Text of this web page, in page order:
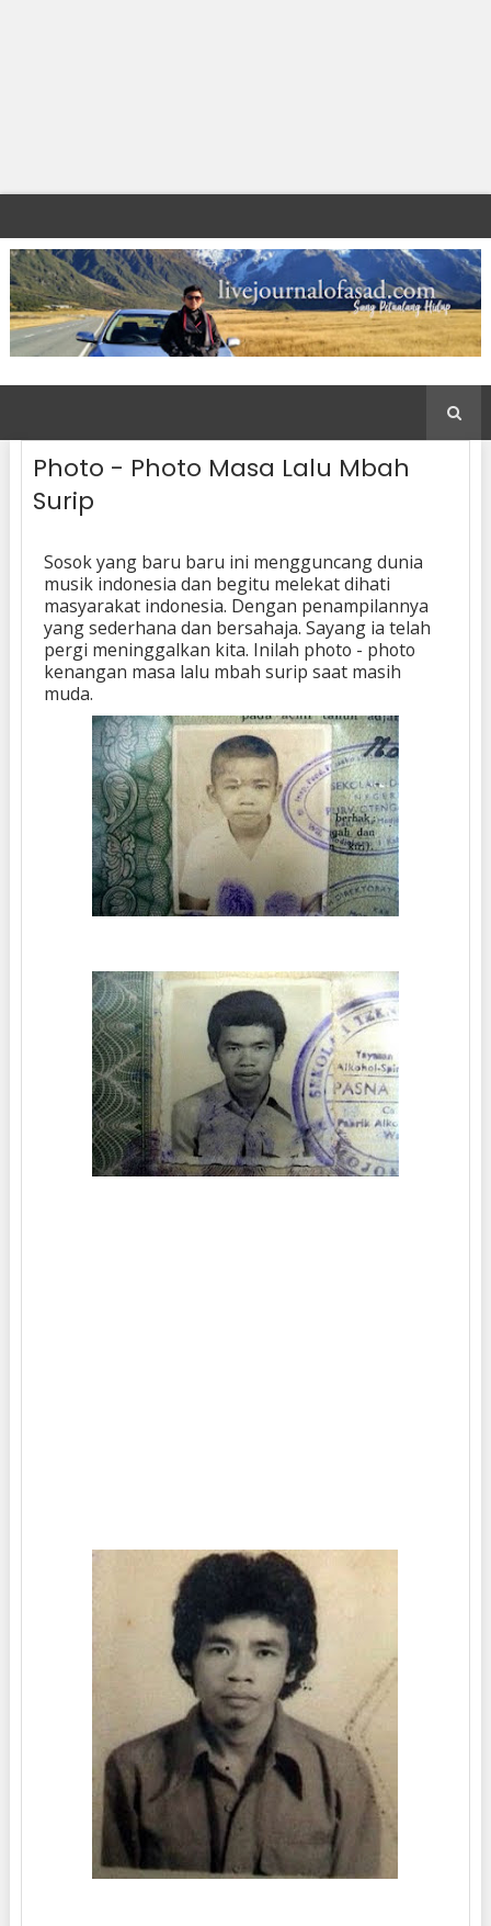
Photo - Photo Masa Lalu Mbah
Surip
Sosok yang baru baru ini mengguncang dunia
musik indonesia dan begitu melekat dihati
masyarakat indonesia. Dengan penampilannya
yang sederhana dan bersahaja. Sayang ia telah
pergi meninggalkan kita. Inilah photo - photo
kenangan masa lalu mbah surip saat masih
muda.